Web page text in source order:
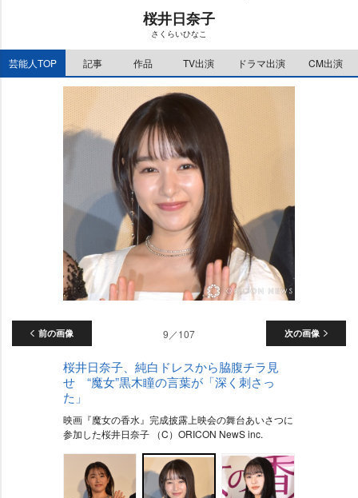
e
桜井日奈子
さくらいひなこ
芸能人TOP 記事 作品 TV出演 ドラマ出演 CM出演
前の画像 次の画像
9／107
桜井日奈子、純白ドレスから脇腹チラ見
せ “魔女”黒木瞳の言葉が「深く刺さっ
た」
映画『魔女の香水』完成披露上映会の舞台あいさつに
参加した桜井日奈子 （C）ORICON NewS inc.